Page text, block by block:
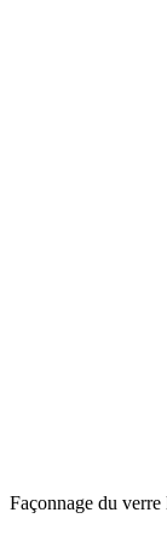
Façonnage du verre